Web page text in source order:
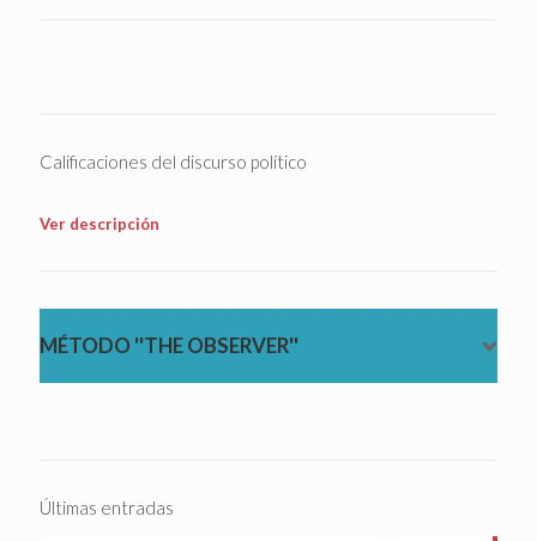
Calificaciones del discurso político
Ver descripción
MÉTODO ''THE OBSERVER''
Últimas entradas